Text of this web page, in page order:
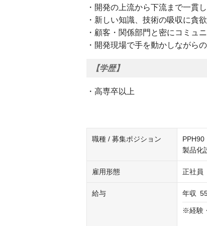
・開発の上流から下流まで一貫
・新しい知識、技術の吸収に貪
・顧客・関係部門と密にコミュ
・開発現場で手を動かしながら
【学歴】
・高専卒以上
職種 / 募集ポジション
製品化
雇用形態 正社員
給与 年収
※経験